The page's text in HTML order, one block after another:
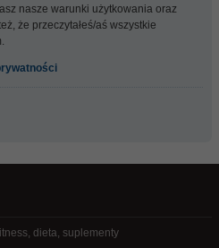
nasze warunki użytkowania oraz
że przeczytałeś/aś wszystkie
dieta, suplementy